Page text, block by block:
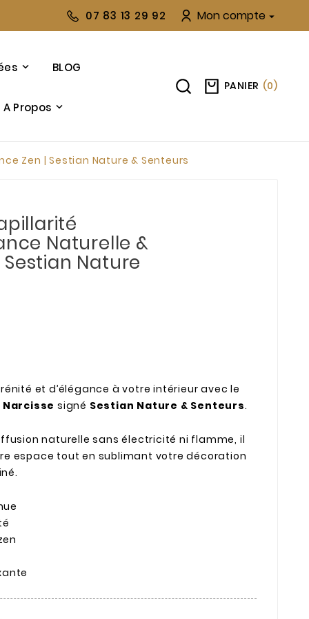
07 83 13 29 92 Mon compte 
BLOG
A Propos
PANIER (0)
Zen | Sestian Nature & Senteurs
Naturelle &
Nature
et d’élégance à votre intérieur avec le
signé Sestian Nature & Senteurs.
naturelle sans électricité ni flamme, il
espace tout en sublimant votre décoration